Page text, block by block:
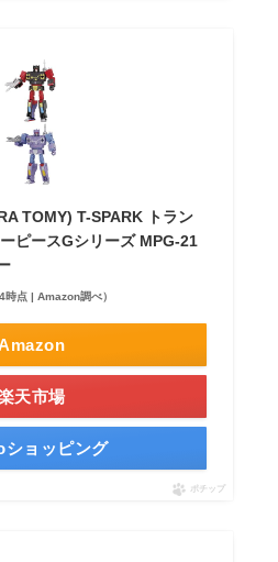
TOMY) T-SPARK トラン
ピースGシリーズ MPG-21
時点 | Amazon調べ）
天市場
ショッピング
ポチップ